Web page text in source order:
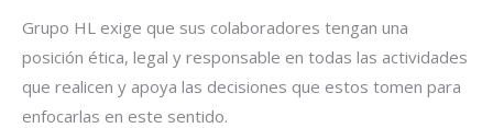
Grupo HL exige que sus colaboradores tengan una
posición ética, legal y responsable en todas las actividades
que realicen y apoya las decisiones que estos tomen para
enfocarlas en este sentido.